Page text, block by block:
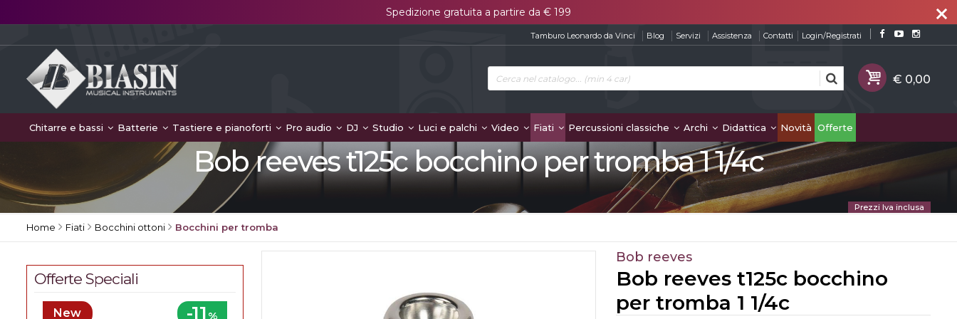
close
Spedizione gratuita a partire da € 199
Tamburo Leonardo da Vinci Blog Servizi Assistenza Contatti Login/Registrati
Chitarre e bassi Batterie Tastiere e pianoforti Pro audio DJ Studio Luci e palchi Video Fiati Percussioni classiche Archi Didattica Novità Offerte
Bob reeves t125c bocchino per tromba 1 1/4c
Prezzi Iva inclusa
Home Fiati Bocchini ottoni Bocchini per tromba
Bob reeves
Bob reeves t125c bocchino
per tromba 1 1/4c
Offerte Speciali
-11 %
New